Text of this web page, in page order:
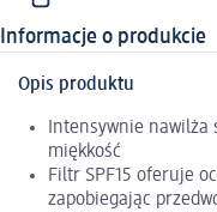
Informacje o produkcie
Opis produktu
Intensywnie nawilża
miękkość
Filtr SPF15 oferuje
zapobiegając